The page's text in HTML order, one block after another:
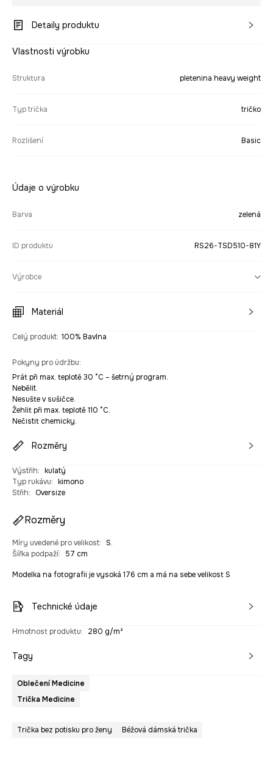
Detaily produktu
Vlastnosti výrobku
Struktura pletenina heavy weight
Typ trička tričko
Rozlišení Basic
Údaje o výrobku
Barva zelená
ID produktu RS26-TSD510-81Y
Výrobce
Materiál
Celý produkt: 100% Bavlna
Pokyny pro údržbu:
Prát při max. teplotě 30 °C – šetrný program.
Nebělit.
Nesušte v sušičce.
Žehlit při max. teplotě 110 °C.
Nečistit chemicky.
Rozměry
Výstřih: kulatý
Typ rukávu: kimono
Střih: Oversize
Rozměry
Míry uvedené pro velikost: S.
Šířka podpaží: 57 cm
Modelka na fotografii je vysoká 176 cm a má na sebe velikost S
Technické údaje
Hmotnost produktu: 280 g/m²
Tagy
Oblečení Medicine
Trička Medicine
Trička bez potisku pro ženy Béžová dámská trička